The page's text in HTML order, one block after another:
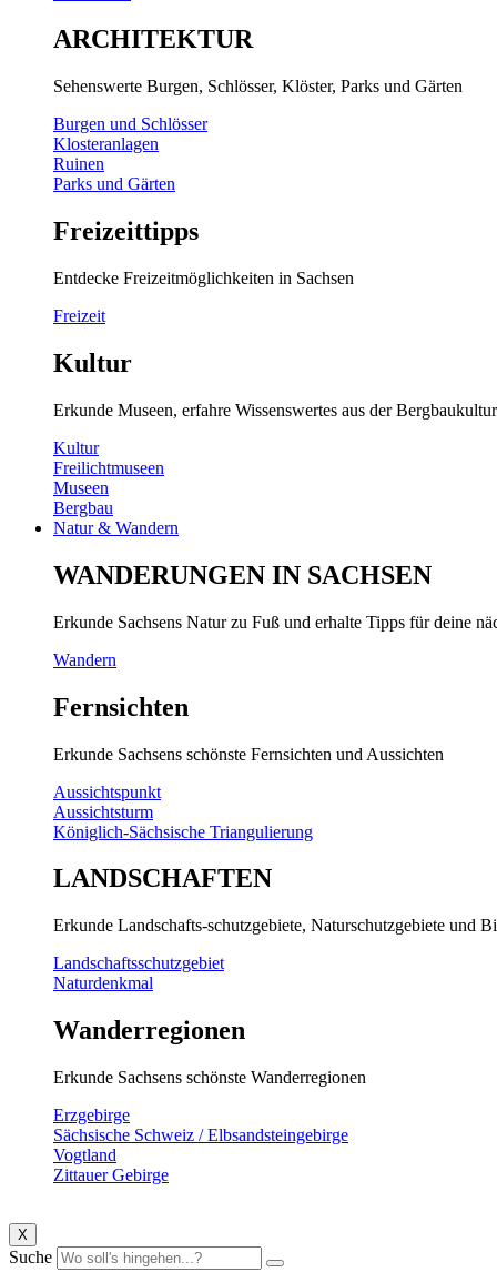
ARCHITEKTUR
Sehenswerte Burgen, Schlösser, Klöster, Parks und Gärten
Burgen und Schlösser
Klosteranlagen
Ruinen
Parks und Gärten
Freizeittipps
Entdecke Freizeitmöglichkeiten in Sachsen
Freizeit
Kultur
Erkunde Museen, erfahre Wissenswertes aus der
Kultur
Freilichtmuseen
Museen
Bergbau
Natur & Wandern
WANDERUNGEN IN SACHSEN
Erkunde Sachsens Natur zu Fuß und erhalte Tipps für deine
Wandern
Fernsichten
Erkunde Sachsens schönste Fernsichten und Aussichten
Aussichtspunkt
Aussichtsturm
Königlich-Sächsische Triangulierung
LANDSCHAFTEN
Erkunde Landschafts-schutzgebiete, Naturschutzgebiete und
Landschaftsschutzgebiet
Naturdenkmal
Wanderregionen
Erkunde Sachsens schönste Wanderregionen
Erzgebirge
Sächsische Schweiz / Elbsandsteingebirge
Vogtland
Zittauer Gebirge
X
Suche